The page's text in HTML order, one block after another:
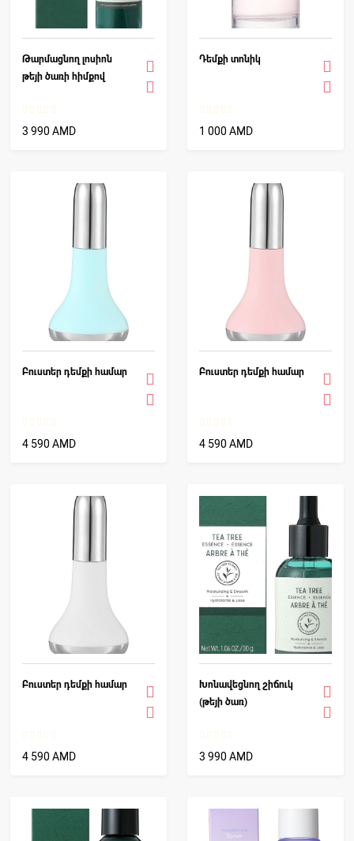
Թարմացնող լոսիոն
թեյի ծառի հիմքով
3 990 AMD
Դեմքի տոնիկ
1 000 AMD
Բուստեր դեմքի համար
4 590 AMD
Բուստեր դեմքի համար
4 590 AMD
Բուստեր դեմքի համար
4 590 AMD
Խոնավեցնող շիճուկ
(թեյի ծառ)
3 990 AMD